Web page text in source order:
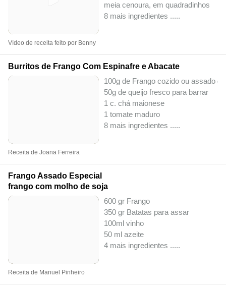
meia cenoura, em quadradinhos
8 mais ingredientes .....
Vídeo de receita feito por Benny
Burritos de Frango Com Espinafre e Abacate
100g de Frango cozido ou assado
50g de queijo fresco para barrar
1 c. chá maionese
1 tomate maduro
8 mais ingredientes .....
Receita de Joana Ferreira
Frango Assado Especial
frango com molho de soja
600 gr Frango
350 gr Batatas para assar
100ml vinho
50 ml azeite
4 mais ingredientes .....
Receita de Manuel Pinheiro